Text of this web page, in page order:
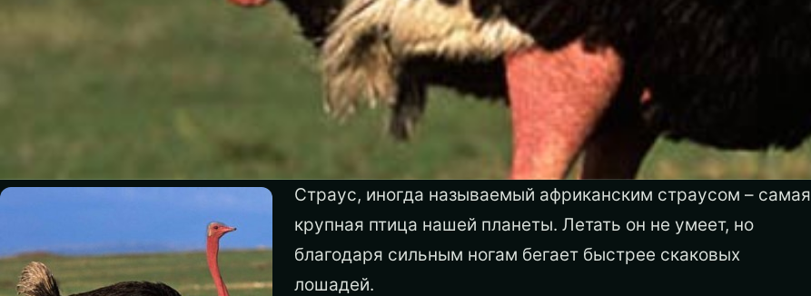
Страус, иногда называемый африканским страусом – самая
крупная птица нашей планеты. Летать он не умеет, но
благодаря сильным ногам бегает быстрее скаковых
лошадей.